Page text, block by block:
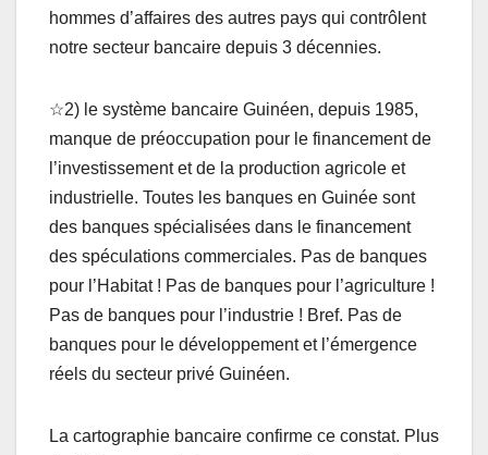
hommes d’affaires des autres pays qui contrôlent
notre secteur bancaire depuis 3 décennies.
☆2) le système bancaire Guinéen, depuis 1985,
manque de préoccupation pour le financement de
l’investissement et de la production agricole et
industrielle. Toutes les banques en Guinée sont
des banques spécialisées dans le financement
des spéculations commerciales. Pas de banques
pour l’Habitat ! Pas de banques pour l’agriculture !
Pas de banques pour l’industrie ! Bref. Pas de
banques pour le développement et l’émergence
réels du secteur privé Guinéen.
La cartographie bancaire confirme ce constat. Plus